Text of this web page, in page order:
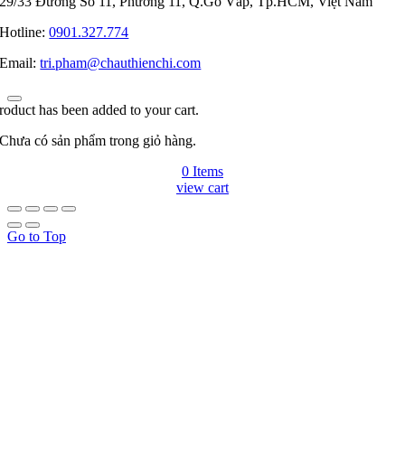
Hotline:0901.327.774
Email:tri.pham@chauthienchi.com
has been added to your cart.
Chưa có sản phẩm trong giỏ hàng.
0 Items
view cart
Go to Top